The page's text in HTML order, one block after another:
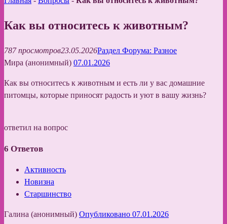
Как вы относитесь к животным?
787 просмотров23.05.2026Раздел Форума: Разное
Мира (анонимный) 07.01.2026
Как вы относитесь к животным и есть ли у вас домашние
питомцы, которые приносят радость и уют в вашу жизнь?
ответил на вопрос
6 Ответов
Активность
Новизна
Старшинство
Галина (анонимный) Опубликовано 07.01.2026